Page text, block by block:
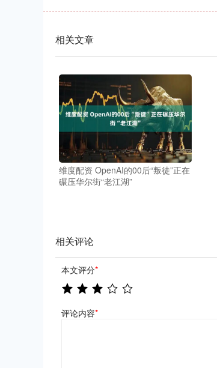
相关文章
维度配资 OpenAI的00后“叛徒”正在
碾压华尔街“老江湖”
相关评论
本文评分*
评论内容*